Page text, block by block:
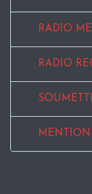
RADIO
RADIO